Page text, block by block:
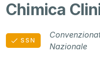
Chimica
SSN
Nazionale